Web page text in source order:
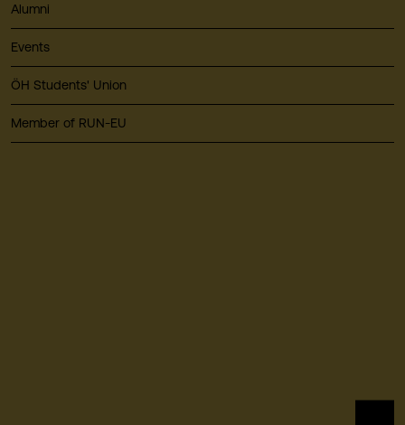
Alumni
Events
ÖH Students' Union
Member of RUN-EU